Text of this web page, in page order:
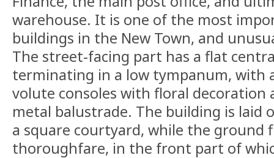
warehouse. It is one of the most
buildings in the New Town, and
The street-facing part has a flat
terminating in a low tympanum, with
volute consoles with floral decoration
metal balustrade. The building is laid
a square courtyard, while the ground
thoroughfare, in the front part of